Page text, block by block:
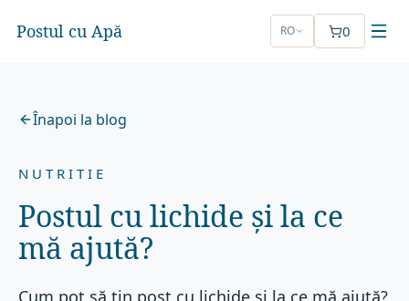
Postul cu Apă RO 0
Înapoi la blog
NUTRITIE
Postul cu lichide și la ce
mă ajută?
Cum pot să țin post cu lichide și la ce mă ajută?